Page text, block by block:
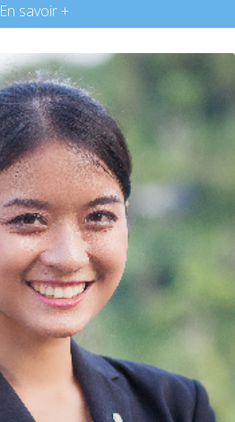
En savoir +